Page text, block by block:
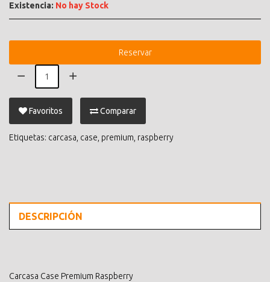
Existencia: No hay Stock
Reservar
Favoritos Comparar
Etiquetas: carcasa case premium raspberry
DESCRIPCIÓN
Carcasa Case Premium Raspberry